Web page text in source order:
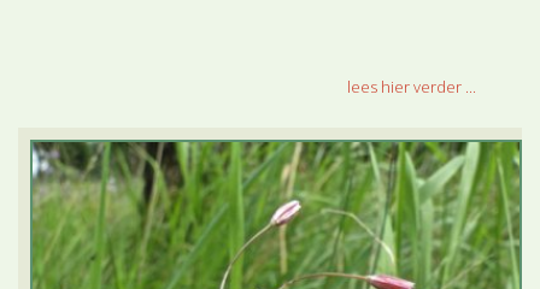
lees hier verder ...